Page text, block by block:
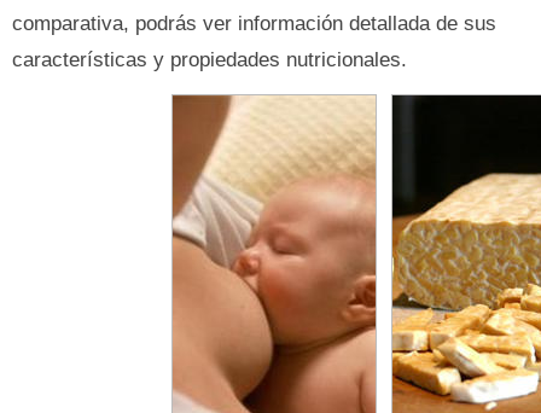
comparativa, podrás ver información detallada de sus
características y propiedades nutricionales.